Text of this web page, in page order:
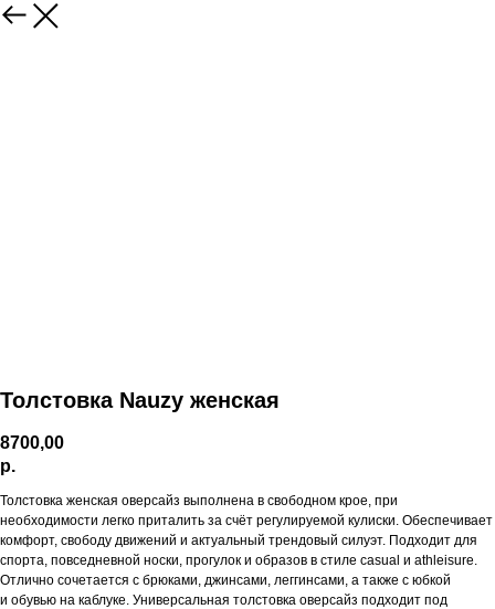
Толстовка Nauzy женская
8700,00
р.
Толстовка женская оверсайз выполнена в свободном крое, при
необходимости легко приталить за счёт регулируемой кулиски. Обеспечивает
комфорт, свободу движений и актуальный трендовый силуэт. Подходит для
спорта, повседневной носки, прогулок и образов в стиле casual и athleisure.
Отлично сочетается с брюками, джинсами, леггинсами, а также с юбкой
и обувью на каблуке. Универсальная толстовка оверсайз подходит под